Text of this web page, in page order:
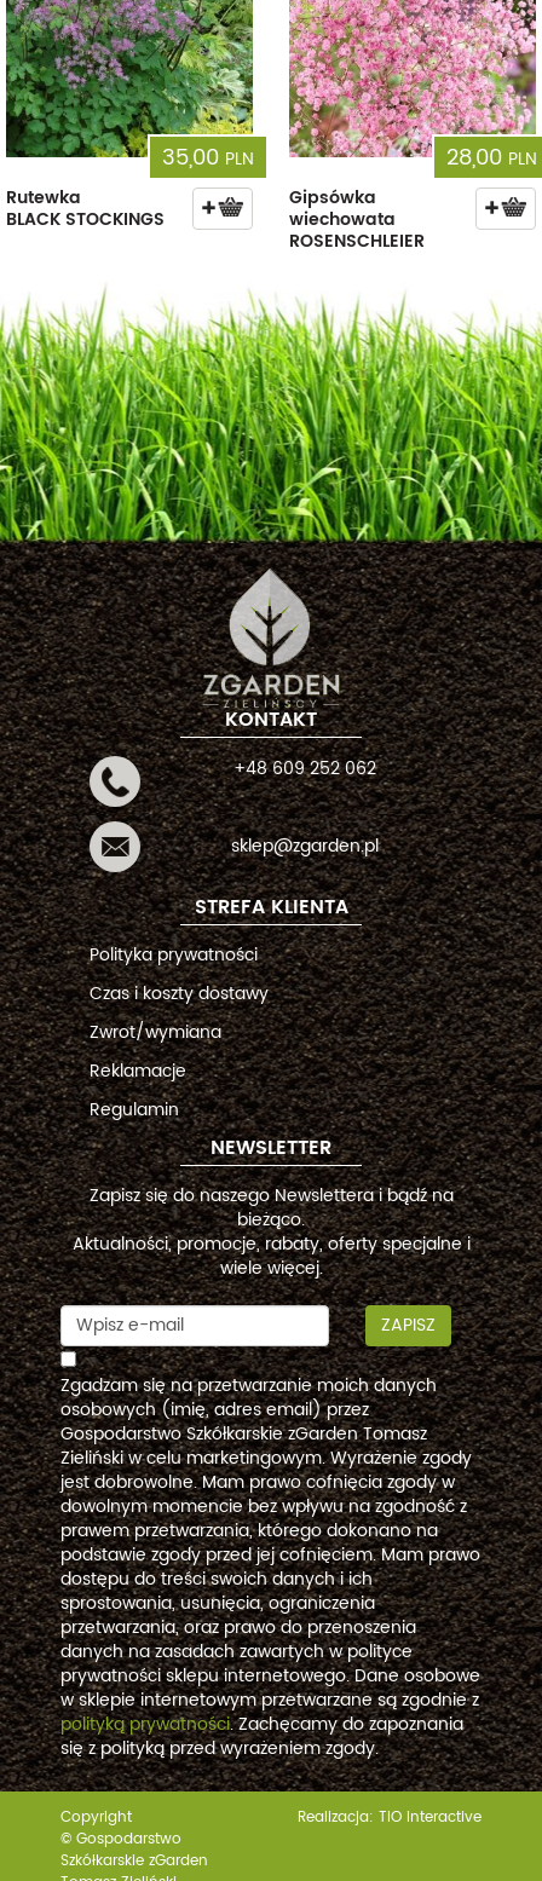
35,00 PLN
Rutewka
BLACK STOCKINGS
28,00 PLN
Gipsówka
wiechowata
ROSENSCHLEIER
KONTAKT
+48 609 252 062
sklep@zgarden.pl
STREFA KLIENTA
Polityka prywatności
Czas i koszty dostawy
Zwrot/wymiana
Reklamacje
Regulamin
NEWSLETTER
Zapisz się do naszego Newslettera i bądź na
bieżąco.
Aktualności, promocje, rabaty, oferty specjalne i
wiele więcej.
ZAPISZ
Zgadzam się na przetwarzanie moich danych
osobowych (imię, adres email) przez
Gospodarstwo Szkółkarskie zGarden Tomasz
Zieliński w celu marketingowym. Wyrażenie zgody
jest dobrowolne. Mam prawo cofnięcia zgody w
dowolnym momencie bez wpływu na zgodność z
prawem przetwarzania, którego dokonano na
podstawie zgody przed jej cofnięciem. Mam prawo
dostępu do treści swoich danych i ich
sprostowania, usunięcia, ograniczenia
przetwarzania, oraz prawo do przenoszenia
danych na zasadach zawartych w polityce
prywatności sklepu internetowego. Dane osobowe
w sklepie internetowym przetwarzane są zgodnie z
polityką prywatności. Zachęcamy do zapoznania
się z polityką przed wyrażeniem zgody.
Copyright
© Gospodarstwo
Szkółkarskie zGarden
Realizacja: TiO interactive